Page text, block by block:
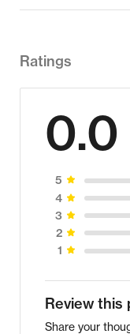
Ratings
0.0
5
4
3
2
1
Review this
Share your